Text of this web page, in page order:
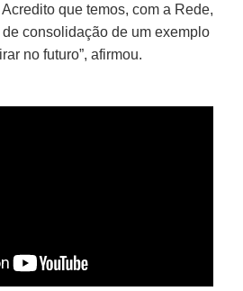
que temos, com a Rede,
consolidação de um exemplo
no futuro”, afirmou.